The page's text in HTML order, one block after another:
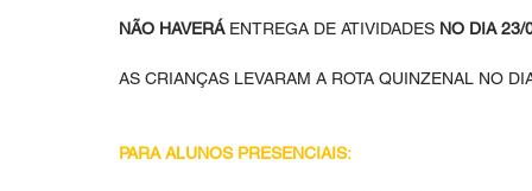
NÃO HAVERÁ ENTREGA DE ATIVIDADES NO DIA 23/
AS CRIANÇAS LEVARAM A ROTA QUINZENAL NO
PARA ALUNOS PRESENCIAIS: